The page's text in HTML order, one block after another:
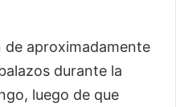
de aproximadamente
durante la
luego de que